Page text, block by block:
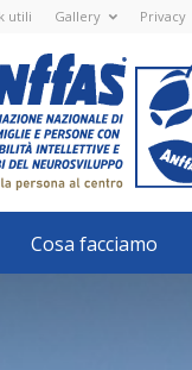
utili Gallery Privacy
Cosa facciamo